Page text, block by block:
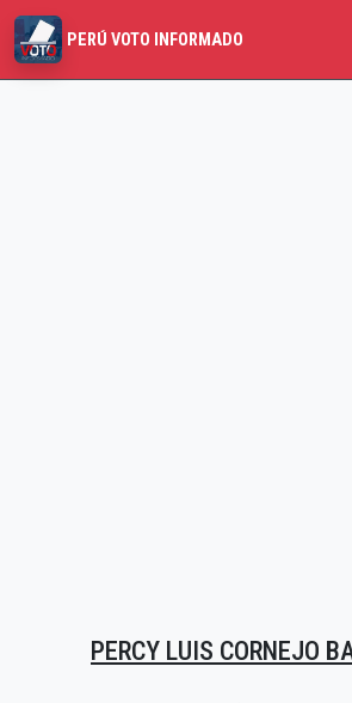
PERÚ VOTO INFORMADO
PERCY LUIS CORNEJO